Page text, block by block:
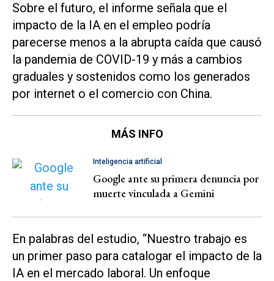
Sobre el futuro, el informe señala que el
impacto de la IA en el empleo podría
parecerse menos a la abrupta caída que causó
la pandemia de COVID-19 y más a cambios
graduales y sostenidos como los generados
por internet o el comercio con China.
MÁS INFO
Inteligencia artificial
Google ante su primera denuncia por
muerte vinculada a Gemini
En palabras del estudio, “Nuestro trabajo es
un primer paso para catalogar el impacto de la
IA en el mercado laboral. Un enfoque